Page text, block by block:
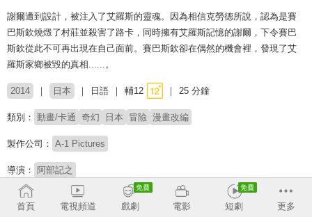
謝爾遭到設計，被注入了艾羅斯的靈魂。因為相信克勞德所說，認為是賽
巴斯欽燒燬了村莊並殺害了路卡，同時擁有艾羅斯記憶的謝爾，下令賽巴
斯欽從此不可再出現在自己面前。賽巴斯欽卻在偶然的機會裡，發現了艾
羅斯家鄉被毀的真相......。
2014 日本 日語 輔12 25 分鐘
類別： 動畫/卡通 奇幻 日本 冒險 漫畫改編
製作公司： A-1 Pictures
導演： 阿部記之
配音： 小野大輔 坂本真綾 宮野真守 高垣彩陽 甲斐田裕子
寺島拓篤 泰勇気 新谷真弓 小柳良寛 茶風林 東地宏樹
首頁 電視頻道 戲劇 電影 短劇 更多